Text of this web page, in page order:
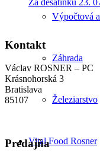
Výpočtová
Záhrada
Železiarstvo
Vital Food Rosner
Kontakt
Václav ROSNER – PC
Krásnohorská 3
Bratislava
85107
Predajňa